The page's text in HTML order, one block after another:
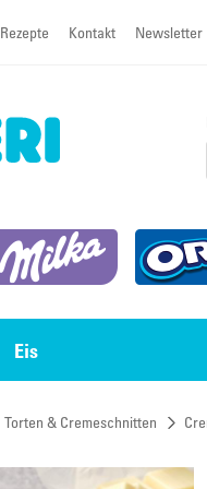
Rezepte Kontakt Newsletter
Eis
Torten & Cremeschnitten